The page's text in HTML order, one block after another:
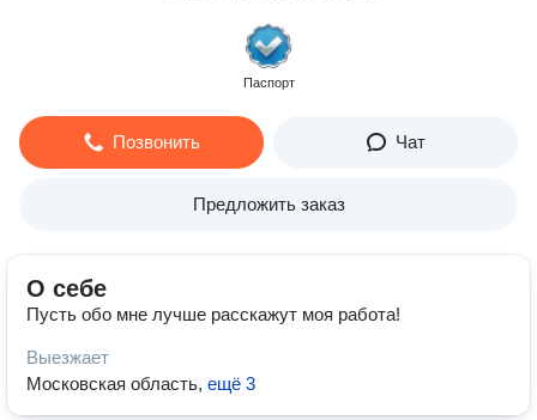
Паспорт
Позвонить Чат
Предложить заказ
О себе
Пусть обо мне лучше расскажут моя работа!
Выезжает
Московская область, ещё 3